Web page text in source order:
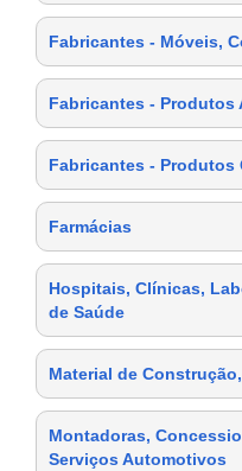
Fabricantes - Móveis,
Fabricantes - Produtos
Fabricantes - Produtos
Farmácias
Hospitais, Clínicas,
de Saúde
Material de
Montadoras,
Serviços Automotivos